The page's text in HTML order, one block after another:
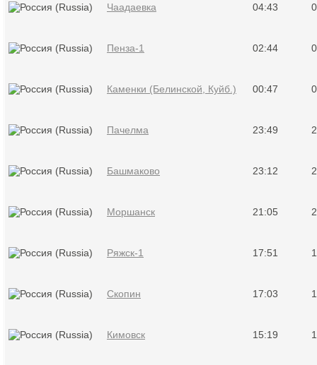
Чаадаевка 04:43
Пенза-1 02:44
Каменки (Белинской, Куйб.) 00:47
Пачелма 23:49
Башмаково 23:12
Моршанск 21:05
Ряжск-1 17:51
Скопин 17:03
Кимовск 15:19